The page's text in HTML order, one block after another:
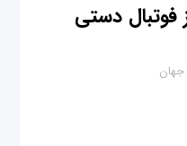
فوتبال دستی
جهان